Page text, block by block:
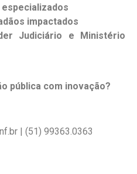
impactados
Judiciário e Ministério
pública com inovação?
| (51) 99363.0363